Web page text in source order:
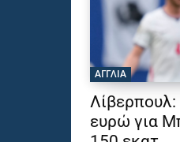
ΑΓΓΛΙΑ
ευρώ για